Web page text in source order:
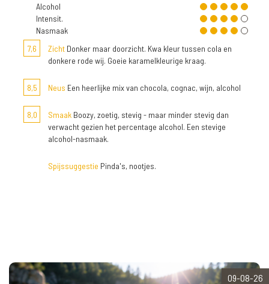
Alcohol
Intensit.
Nasmaak
7,6
Zicht Donker maar doorzicht. Kwa kleur tussen cola en
donkere rode wij. Goeie karamelkleurige kraag.
8,5 Neus Een heerlijke mix van chocola, cognac, wijn, alcohol
8,0 Smaak Boozy, zoetig, stevig - maar minder stevig dan
verwacht gezien het percentage alcohol. Een stevige
alcohol-nasmaak.
Spijssuggestie Pinda's, nootjes.
09-08-26